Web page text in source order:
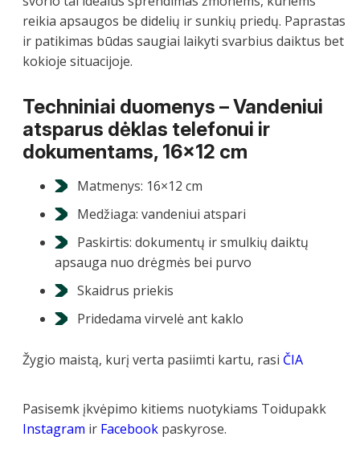
reikia apsaugos be didelių ir sunkių priedų. Paprastas
ir patikimas būdas saugiai laikyti svarbius daiktus bet
kokioje situacijoje.
Techniniai duomenys –Vandeniui
atsparus dėklas telefonui ir
dokumentams, 16×12 cm
Matmenys: 16×12 cm
Medžiaga: vandeniui atspari
Paskirtis: dokumentų ir smulkių daiktų
apsauga nuo drėgmės bei purvo
Skaidrus priekis
Pridedama virvelė ant kaklo
Žygio maistą, kurį verta pasiimti kartu, rasi ČIA
Pasisemk įkvėpimo kitiems nuotykiams Toidupakk
Instagram ir Facebook paskyrose.